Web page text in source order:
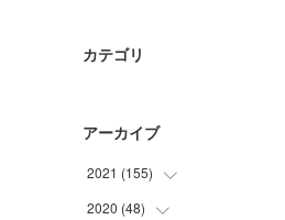
カテゴリ
アーカイブ
2021 (155)
(30
)
2020 (48)